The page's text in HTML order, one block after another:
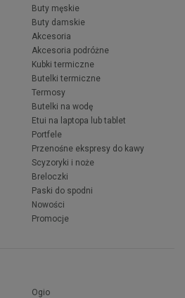
Buty męskie
Buty damskie
Akcesoria
Akcesoria podróżne
Kubki termiczne
Butelki termiczne
Termosy
Butelki na wodę
Etui na laptopa lub tablet
Portfele
Przenośne ekspresy do kawy
Scyzoryki i noże
Breloczki
Paski do spodni
Nowości
Promocje
Ogio